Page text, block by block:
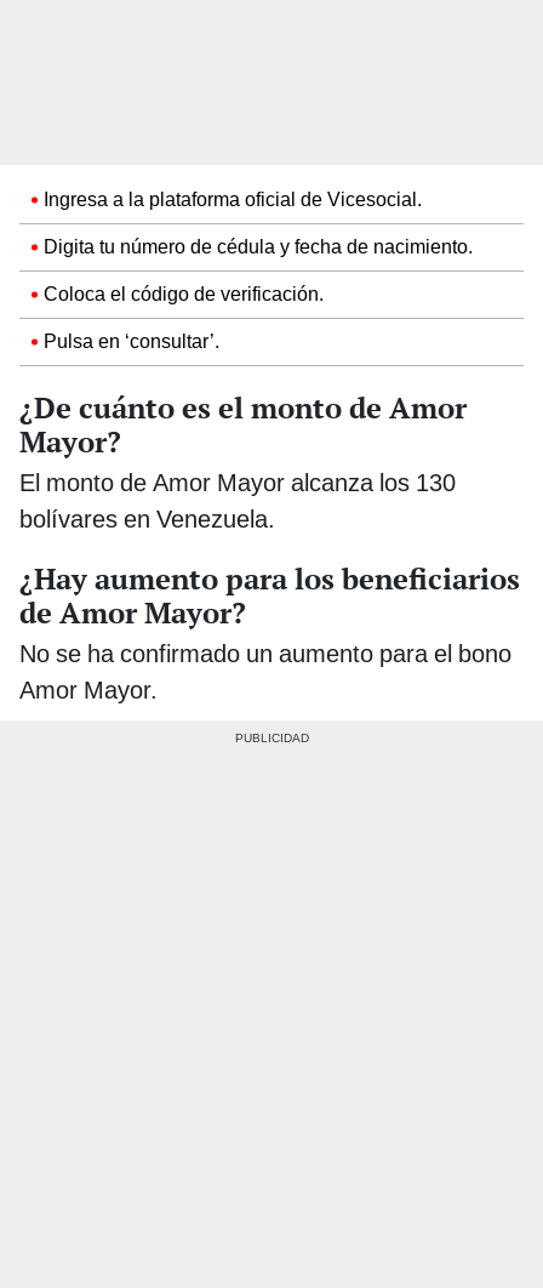
Ingresa a la plataforma oficial de Vicesocial.
Digita tu número de cédula y fecha de nacimiento.
Coloca el código de verificación.
Pulsa en ‘consultar’.
¿De cuánto es el monto de Amor
Mayor?
El monto de Amor Mayor alcanza los 130
bolívares en Venezuela.
¿Hay aumento para los beneficiarios
de Amor Mayor?
No se ha confirmado un aumento para el bono
Amor Mayor.